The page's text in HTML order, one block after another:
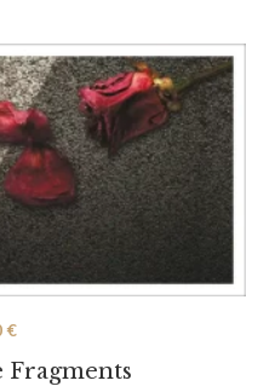
Fragments
€